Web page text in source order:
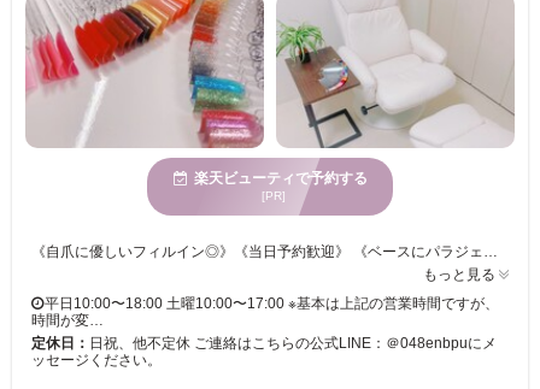
楽天ビューティで予約する
[PR]
もっと見る
平日10:00〜18:00 土曜10:00〜17:00 ※基本は上記の営業時間ですが、
時間が変…
定休日： 日祝、他不定休 ご連絡はこちらの公式LINE：＠048enbpuにメ
ッセージください。